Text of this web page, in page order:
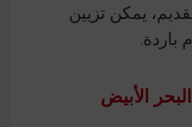
يمكن تزيين
باردة.
الأبيض